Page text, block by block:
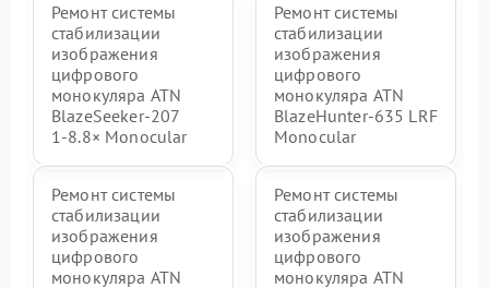
Ремонт системы
стабилизации
изображения
цифрового
монокуляра ATN
BlazeSeeker‑207
1‑8.8× Monocular
Ремонт системы
стабилизации
изображения
цифрового
монокуляра ATN
BlazeHunter‑635 LRF
Monocular
Ремонт системы
стабилизации
изображения
цифрового
монокуляра ATN
Ремонт системы
стабилизации
изображения
цифрового
монокуляра ATN